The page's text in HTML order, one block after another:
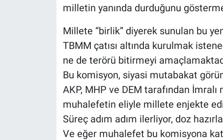
milletin yanında durduğunu
Millete “birlik” diyerek sunulan bu
TBMM çatısı altında kurulmak
ne de terörü bitirmeyi
Bu komisyon, siyasi mutabakat
AKP, MHP ve DEM tarafından
muhalefetin eliyle millete enjekte
Süreç adım adım ilerliyor, doz
Ve eğer muhalefet bu komisyona